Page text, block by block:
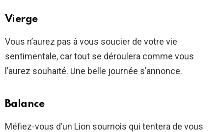
Vierge
Vous n’aurez pas à vous soucier de votre vie
sentimentale, car tout se déroulera comme vous
l’aurez souhaité. Une belle journée s’annonce.
Balance
Méfiez-vous d’un Lion sournois qui tentera de vous